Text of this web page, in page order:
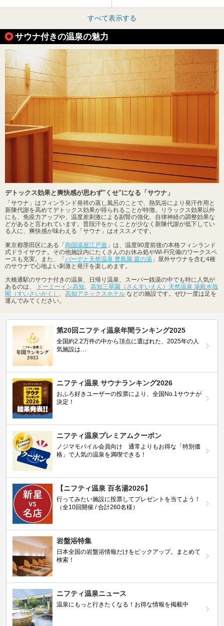
すべて表示する
サウナ付きの温泉の魅力
デトックス効果と爽快感が思わず"くせ"になる「サウナ」
「サウナ」はフィンランド発祥の蒸し風呂のことで、熱気浴により発汗作用と
新陳代謝を高めてデトックス効果が得られることが特徴。リラックス効果以外
にも、免疫力アップや、温度差刺激による副腎の強化、自律神経の調整効果な
どがあると言われています。普段汗をかくことが少なく新陳代謝が低下してい
る人に、爽快感が味わえる「サウナ」はオススメです。
東京都墨田区にある「 両国湯屋江戸遊 」は、温度90度前後の本格フィンランド
式ドライサウナ。その他施設内にたくさんのお休み処やWi-Fi完備のワークスペ
ースも充実。また、「 バーデと天然温泉 豊島園 庭の湯 」屋外サウナを含む4種
のサウナで心地よい刺激と発汗を楽しめます。
大橋通駅のサウナ付きの温泉、日帰り温泉、スーパー銭湯の中でも特に人気が
あるのは、
ドーミーイン高知、 高知三翠園（さんすいえん）天然温泉 湯殿水哉
閣（すいさいかく） 、 高知アネックスホテル などの施設です。ぜひ一度は足を
運んでみてください。
第20回ニフティ温泉年間ランキング2025
全国約2.2万件の中から頂点に選ばれた、2025年の人
気施設は…
ニフティ温泉 サウナランキング2026
おふろ好きユーザーの投票により、全国No.1サウナが
決定！
ニフティ温泉プレミアムクーポン
ノジマモバイル会員向け 通常よりもお得な「特別価
格」で人気の温泉を満喫できる！
【ニフティ温泉 百名湯2026】
行ってみたい施設に投票してプレゼントを当てよう！
（全10回開催 / 合計260名様）
岩盤浴特集
日本全国の岩盤浴情報だけをピックアップ。まとめて
検索！
ニフティ温泉ニュース
温泉にもっと行きたくなる！お得な情報を掲載中